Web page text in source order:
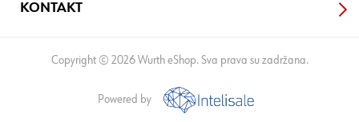
KONTAKT
Copyright © 2026 Wurth eShop. Sva prava su zadržana.
Powered by